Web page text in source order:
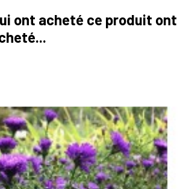
ont acheté ce produit ont